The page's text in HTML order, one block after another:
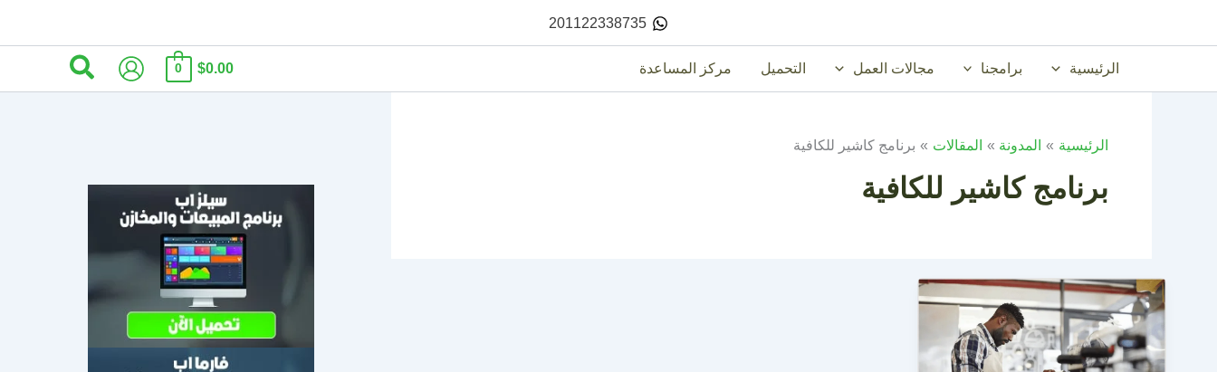
201122338735
الرئيسية برامجنا مجالات العمل التحميل مركز المساعدة $0.00
0 البحث
الرئيسية المدونة المقالات برنامج كاشير للكافية
برنامج كاشير للكافية